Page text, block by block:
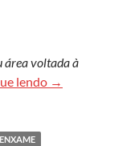
área voltada à
lendo Trabalho em
→